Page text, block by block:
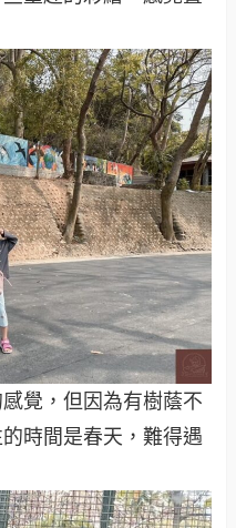
覺，但因為有樹蔭不
時間是春天，難得遇